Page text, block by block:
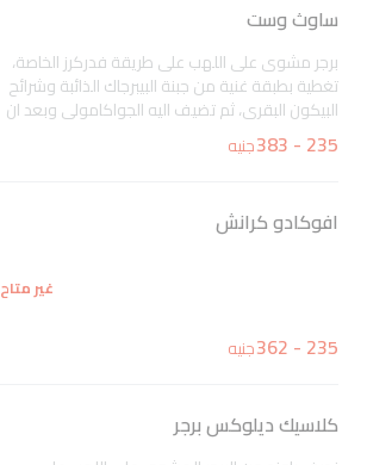
ساوث وست
برجر مشوى على اللهب على طريقة فدركرز الخاصة،
تغطية بطبقة غنية من جبنة البيبرجاك الذائبة وشرائح
البيكون البقرى، ثم تضيف اليه الجواكامولى وبعد ان
تسكب فوقه صلصة الرانش الكريمي، نضع شرائح
من الخس المتنوع و الطماطم فى خبز طازج،
235 - 383 جنيه
افوكادو كرانش
غير متاح
235 - 362 جنيه
كلاسيك ديلوكس برجر